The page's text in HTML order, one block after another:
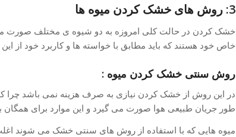
3: روش های خشک کردن میوه ها
خشک کردن در حالت کلی امروزه به دو شیوه ی مختلف صورت
خاص خود هستند که باید مطابق با خواسته ها و کاربرد خود از
روش سنتی خشک کردن میوه :
در این روش از خشک کردن نیازی به صرف هزینه نمی باشد چرا
طور جریان طبیعی هوا صورت می گیرد و این موارد برای همگان
میوه هایی که با استفاده از روش های سنتی خشک می شوند اغلب